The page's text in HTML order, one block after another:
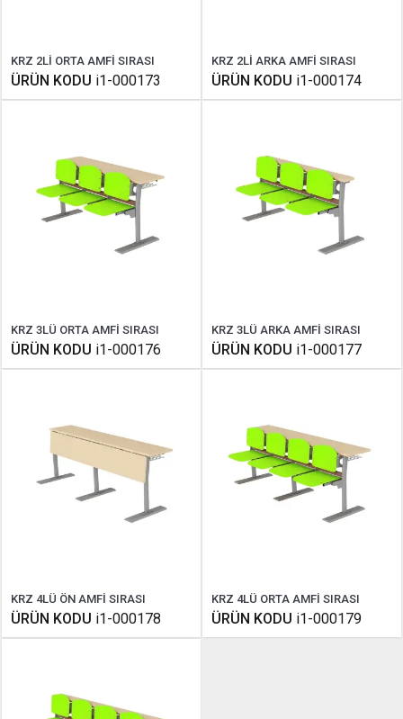
KRZ 2Lİ ORTA AMFİ SIRASI
ÜRÜN KODU i1-000173
KRZ 2Lİ ARKA AMFİ SIRASI
ÜRÜN KODU i1-000174
KRZ 3LÜ ORTA AMFİ SIRASI
ÜRÜN KODU i1-000176
KRZ 3LÜ ARKA AMFİ SIRASI
ÜRÜN KODU i1-000177
KRZ 4LÜ ÖN AMFİ SIRASI
ÜRÜN KODU i1-000178
KRZ 4LÜ ORTA AMFİ SIRASI
ÜRÜN KODU i1-000179